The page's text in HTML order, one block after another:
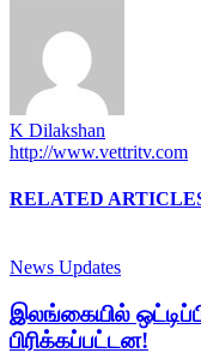
K Dilakshan
http://www.vettritv.com
RELATED
News Updates
இலங்கையில்
பிரிக்கப்பட்டன!